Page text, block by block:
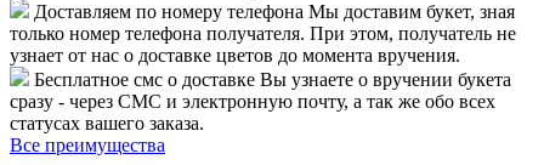
Доставляем по номеру телефона Мы доставим букет, зная
только номер телефона получателя. При этом, получатель не
узнает от нас о доставке цветов до момента вручения.
Бесплатное смс о доставке Вы узнаете о вручении букета
сразу - через СМС и электронную почту, а так же обо всех
статусах вашего заказа.
Все преимущества